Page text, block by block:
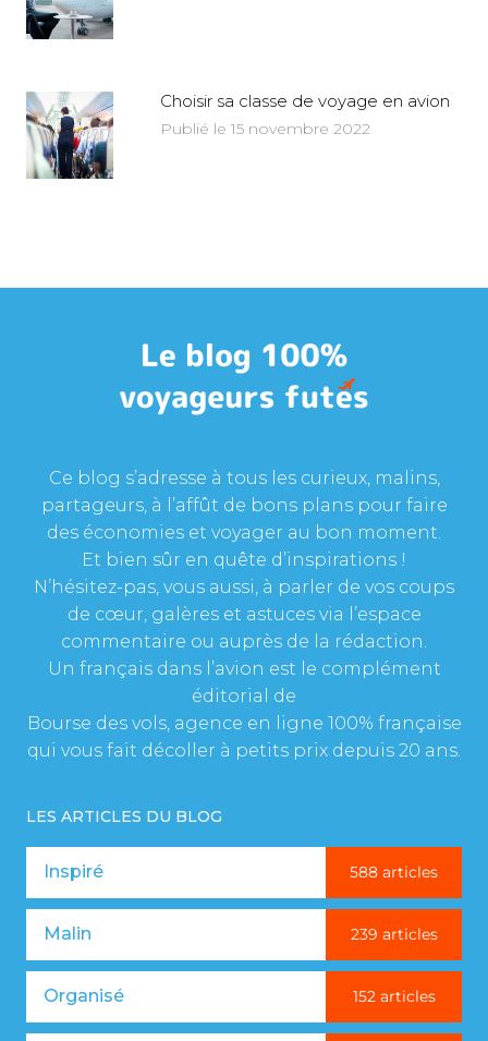
Choisir sa classe de voyage en avion
Publié le 15 novembre 2022
Ce blog s’adresse à tous les curieux, malins,
partageurs, à l’affût de bons plans pour faire
des économies et voyager au bon moment.
Et bien sûr en quête d’inspirations !
N’hésitez-pas, vous aussi, à parler de vos coups
de cœur, galères et astuces via l’espace
commentaire ou auprès de la rédaction.
Un français dans l’avion est le complément
éditorial de
Bourse des vols, agence en ligne 100% française
qui vous fait décoller à petits prix depuis 20 ans.
LES ARTICLES DU BLOG
Inspiré 588 articles
Malin 239 articles
Organisé 152 articles